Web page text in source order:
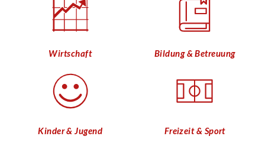
Wirtschaft Bildung & Betreuung
Kinder & Jugend Freizeit & Sport